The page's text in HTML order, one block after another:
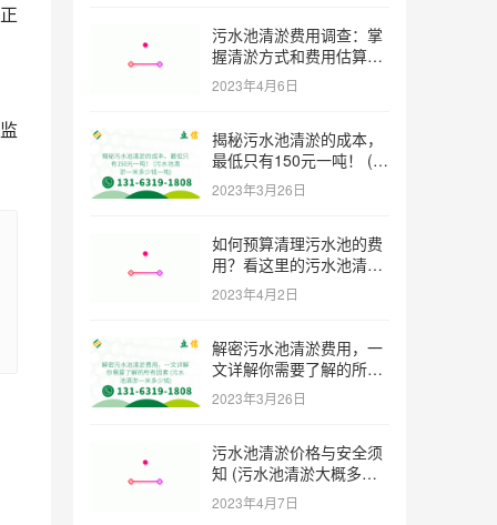
污水池清淤费用调查：掌
握清淤方式和费用估算技
巧 (污水池清淤多少钱一
方米)
2023年4月6日
揭秘污水池清淤的成本，
最低只有150元一吨！ (污
水池清淤一米多少钱一吨)
2023年3月26日
如何预算清理污水池的费
用？看这里的污水池清淤
工程报价表范本！ (污水
池清淤工程报价表范本)
2023年4月2日
解密污水池清淤费用，一
文详解你需要了解的所有
因素 (污水池清淤一米多
少钱)
2023年3月26日
污水池清淤价格与安全须
知 (污水池清淤大概多少
一方)
2023年4月7日